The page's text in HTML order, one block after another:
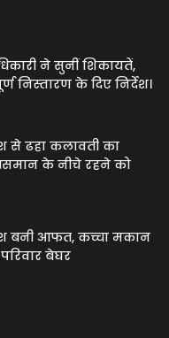
ने सुनीं शिकायतें,
निस्तारण के दिए निर्देश।
से ढहा कलावती का
के नीचे रहने को
बनी आफत, कच्चा मकान
बेघर